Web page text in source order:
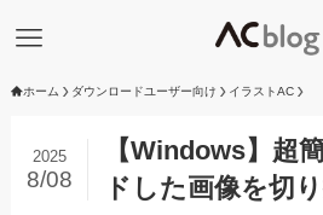
ホーム ダウンロードユーザー向け イラストAC
【Windows】超
ドした画像を切
2025
8/08